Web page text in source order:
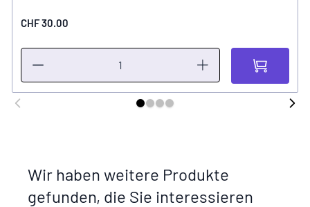
CHF 30.00
Wir haben weitere Produkte
gefunden, die Sie interessieren